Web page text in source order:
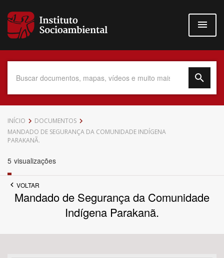
para
conteúdo
Data do Documento
INÍCIO
DOCUMENTOS
MANDADO DE SEGURANÇA DA COMUNIDADE INDÍGENA
PARAKANÃ.
5 visualizações
VOLTAR
Mandado de Segurança da Comunidade
Indígena Parakanã.